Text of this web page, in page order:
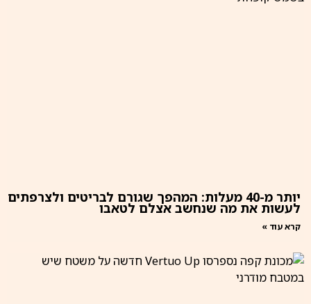
יותר מ-40 מעלות: המהפך שגורם לבריטים ולצרפתים
לעשות את מה שנחשב אצלם לטאבו
קרא עוד »